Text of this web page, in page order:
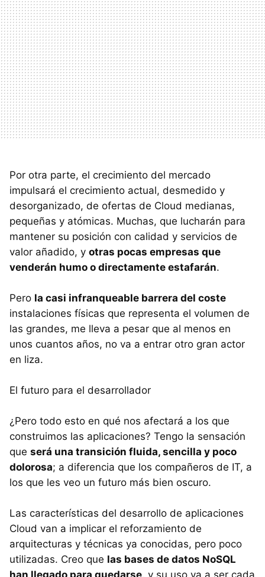
Por otra parte, el crecimiento del mercado
impulsará el crecimiento actual, desmedido y
desorganizado, de ofertas de Cloud medianas,
pequeñas y atómicas. Muchas, que lucharán para
mantener su posición con calidad y servicios de
valor añadido, y otras pocas empresas que
venderán humo o directamente estafarán.
Pero la casi infranqueable barrera del coste
instalaciones físicas que representa el volumen de
las grandes, me lleva a pesar que al menos en
unos cuantos años, no va a entrar otro gran actor
en liza.
El futuro para el desarrollador
¿Pero todo esto en qué nos afectará a los que
construimos las aplicaciones? Tengo la sensación
que será una transición fluida, sencilla y poco
dolorosa; a diferencia que los compañeros de IT, a
los que les veo un futuro más bien oscuro.
Las características del desarrollo de aplicaciones
Cloud van a implicar el reforzamiento de
arquitecturas y técnicas ya conocidas, pero poco
utilizadas. Creo que las bases de datos NoSQL